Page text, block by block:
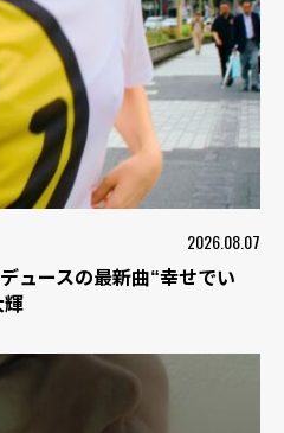
2026.08.07
ュースの最新曲“幸せでい
輝